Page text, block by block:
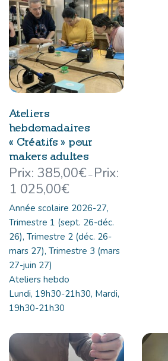
Ateliers
hebdomadaires
« Créatifs » pour
makers adultes
385,00€ –
1 025,00€
Année scolaire 2026-27,
Trimestre 1 (sept. 26-déc.
26), Trimestre 2 (déc. 26-
mars 27), Trimestre 3 (mars
27-juin 27)
Ateliers hebdo
Lundi, 19h30-21h30, Mardi,
19h30-21h30